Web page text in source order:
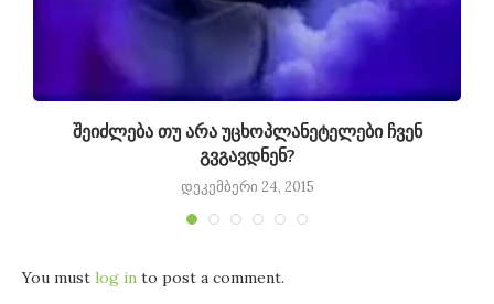
შეიძლება თუ არა უცხოპლანეტელები ჩვენ
გვგავდნენ?
დეკემბერი 24, 2015
You must log in to post a comment.